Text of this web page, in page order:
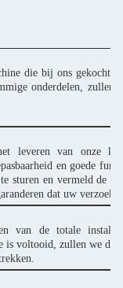
die bij ons gekocht
onderdelen, zullen
leveren van onze
en goede
sturen en vermeld de
dat uw verzoek
van de totale
is voltooid, zullen we de